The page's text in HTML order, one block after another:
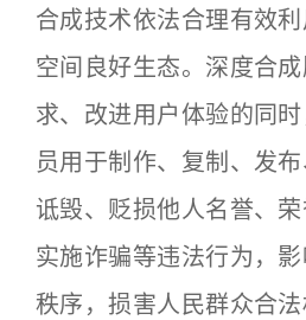
合成技术依法合理有效
空间良好生态。深度合
求、改进用户体验的同
员用于制作、复制、发布
诋毁、贬损他人名誉、
实施诈骗等违法行为，
秩序，损害人民群众合